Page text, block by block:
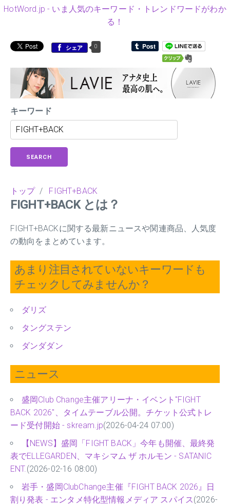
HotWord.jp - いま人気のキーワード・トレンドワードがわか
る！
シェア 0
キーワード
SEARCH
トップ/ FIGHT+BACK
FIGHT+BACK とは？
FIGHT+BACKに関する最新ニュースや関連商品、人気度
の動向をまとめています。
あまり注目されていないキーワードも
チェックしてみませんか？
ダリズ
タングステン
ダンダダン
ニュース
盛岡Club Change主催アリーナ・イベント"FIGHT
BACK 2026"、タイムテーブル公開。チケット公式トレ
ード受付開始 - skream.jp(2026-04-24 07:00)
【NEWS】盛岡「FIGHT BACK」今年も開催、最終発
表でELLEGARDEN、マキシマム ザ ホルモン - SATANIC
ENT.(2026-02-16 08:00)
岩手・盛岡ClubChange主催『FIGHT BACK 2026』日
割り発表 - エンタメ特化型情報メディア スパイス(2026-